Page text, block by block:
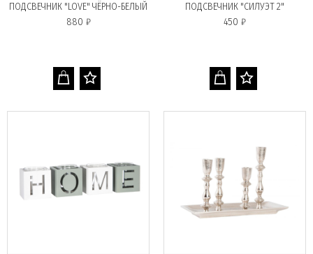
ПОДСВЕЧНИК "LOVE" ЧЁРНО-БЕЛЫЙ
880 ₽
ПОДСВЕЧНИК "СИЛУЭТ 2"
450 ₽